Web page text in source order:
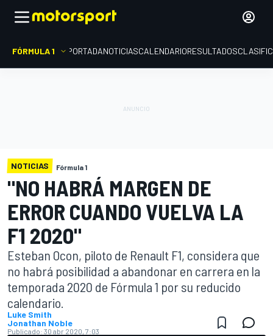
FÓRMULA 1 PORTADANOTICIASCALENDARIORESULTADOS
NOTICIAS Fórmula 1
"NO HABRÁ MARGEN DE
ERROR CUANDO VUELVA LA
F1 2020"
Esteban Ocon, piloto de Renault F1, considera que
no habrá posibilidad a abandonar en carrera en la
temporada 2020 de Fórmula 1 por su reducido
calendario.
Luke Smith
Jonathan Noble
Publicado: 30 abr 2020, 7:03